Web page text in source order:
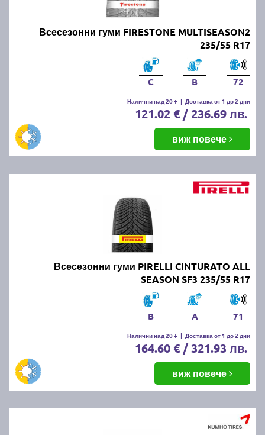
Всесезонни гуми FIRESTONE MULTISEASON2
235/55 R17
C B 72
Налични над 20 + | Доставка от 1 до 2 дни
121.02 € / 236.69 лв.
виж повече
Всесезонни гуми PIRELLI CINTURATO ALL
SEASON SF3 235/55 R17
B A 71
Налични над 20 + | Доставка от 1 до 2 дни
164.60 € / 321.93 лв.
виж повече